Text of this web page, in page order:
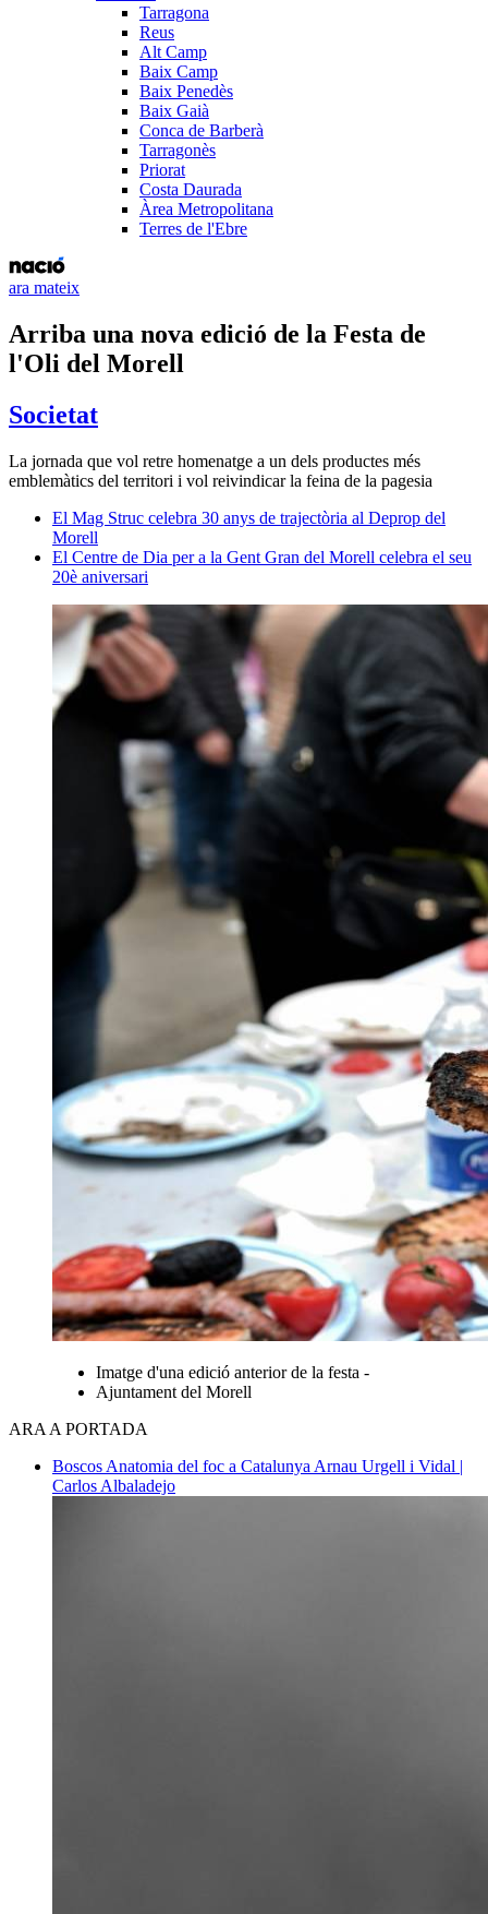
Tarragona
Reus
Alt Camp
Baix Camp
Baix Penedès
Baix Gaià
Conca de Barberà
Tarragonès
Priorat
Costa Daurada
Àrea Metropolitana
Terres de l'Ebre
ara mateix
Arriba una nova edició de la Festa de
l'Oli del Morell
Societat
La jornada que vol retre homenatge a un dels productes més
emblemàtics del territori i vol reivindicar la feina de la pagesia
El Mag Struc celebra 30 anys de trajectòria al Deprop del
Morell
El Centre de Dia per a la Gent Gran del Morell celebra el seu
20è aniversari
Imatge d'una edició anterior de la festa -
Ajuntament del Morell
ARA A PORTADA
Boscos Anatomia del foc a Catalunya Arnau Urgell i Vidal |
Carlos Albaladejo